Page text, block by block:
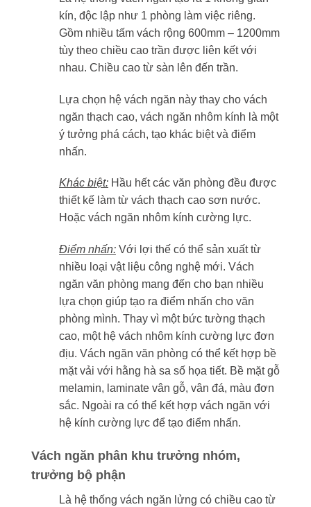
kín, độc lập như 1 phòng làm việc riêng.
Gồm nhiều tấm vách rộng 600mm – 1200mm
tùy theo chiều cao trần được liên kết với
nhau. Chiều cao từ sàn lên đến trần.
Lựa chọn hệ vách ngăn này thay cho vách
ngăn thạch cao, vách ngăn nhôm kính là một
ý tưởng phá cách, tạo khác biệt và điểm
nhấn.
Khác biệt: Hầu hết các văn phòng đều được
thiết kế làm từ vách thạch cao sơn nước.
Hoặc vách ngăn nhôm kính cường lực.
Điểm nhấn: Với lợi thế có thể sản xuất từ
nhiều loại vật liệu công nghệ mới. Vách
ngăn văn phòng mang đến cho bạn nhiều
lựa chọn giúp tạo ra điểm nhấn cho văn
phòng mình. Thay vì một bức tường thạch
cao, một hệ vách nhôm kính cường lực đơn
địu. Vách ngăn văn phòng có thể kết hợp bề
mặt vải với hằng hà sa số họa tiết. Bề mặt gỗ
melamin, laminate vân gỗ, vân đá, màu đơn
sắc. Ngoài ra có thể kết hợp vách ngăn với
hệ kính cường lực để tạo điểm nhấn.
Vách ngăn phân khu trưởng nhóm,
trưởng bộ phận
Là hệ thống vách ngăn lửng có chiều cao từ